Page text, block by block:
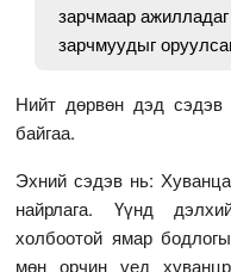
зарчмаар
зарчмуудыг
Нийт дөрвөн дэд сэдэв
байгаа.
Эхний сэдэв нь:
найрлага. Үүнд
холбоотой ямар
мөн орчин үед